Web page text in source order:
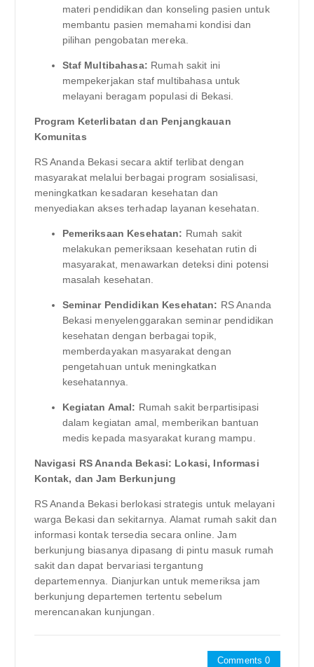
materi pendidikan dan konseling pasien untuk
membantu pasien memahami kondisi dan
pilihan pengobatan mereka.
Staf Multibahasa: Rumah sakit ini
mempekerjakan staf multibahasa untuk
melayani beragam populasi di Bekasi.
Program Keterlibatan dan Penjangkauan
Komunitas
RS Ananda Bekasi secara aktif terlibat dengan
masyarakat melalui berbagai program sosialisasi,
meningkatkan kesadaran kesehatan dan
menyediakan akses terhadap layanan kesehatan.
Pemeriksaan Kesehatan: Rumah sakit
melakukan pemeriksaan kesehatan rutin di
masyarakat, menawarkan deteksi dini potensi
masalah kesehatan.
Seminar Pendidikan Kesehatan: RS Ananda
Bekasi menyelenggarakan seminar pendidikan
kesehatan dengan berbagai topik,
memberdayakan masyarakat dengan
pengetahuan untuk meningkatkan
kesehatannya.
Kegiatan Amal: Rumah sakit berpartisipasi
dalam kegiatan amal, memberikan bantuan
medis kepada masyarakat kurang mampu.
Navigasi RS Ananda Bekasi: Lokasi, Informasi
Kontak, dan Jam Berkunjung
RS Ananda Bekasi berlokasi strategis untuk melayani
warga Bekasi dan sekitarnya. Alamat rumah sakit dan
informasi kontak tersedia secara online. Jam
berkunjung biasanya dipasang di pintu masuk rumah
sakit dan dapat bervariasi tergantung
departemennya. Dianjurkan untuk memeriksa jam
berkunjung departemen tertentu sebelum
merencanakan kunjungan.
Comments 0